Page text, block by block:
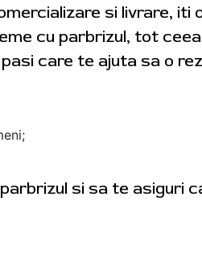
si livrare,
cu parbrizul, tot
care te ajuta sa o
si sa te asiguri